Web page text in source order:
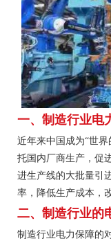
一、制造行业电
近年来中国成为“世
托国内厂商生产，促
进生产线的大批量引
率，降低生产成本，
二、制造行业的
制造行业电力保障的